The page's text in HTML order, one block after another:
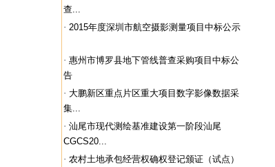
查...
· 2015年度深圳市航空摄影测量项目中标公示
· 惠州市博罗县地下管线普查采购项目中标公
告
· 大鹏新区重点片区重大项目数字影像数据采
集...
· 汕尾市现代测绘基准建设第一阶段汕尾
CGCS20...
· 农村土地承包经营权确权登记颁证（试点）